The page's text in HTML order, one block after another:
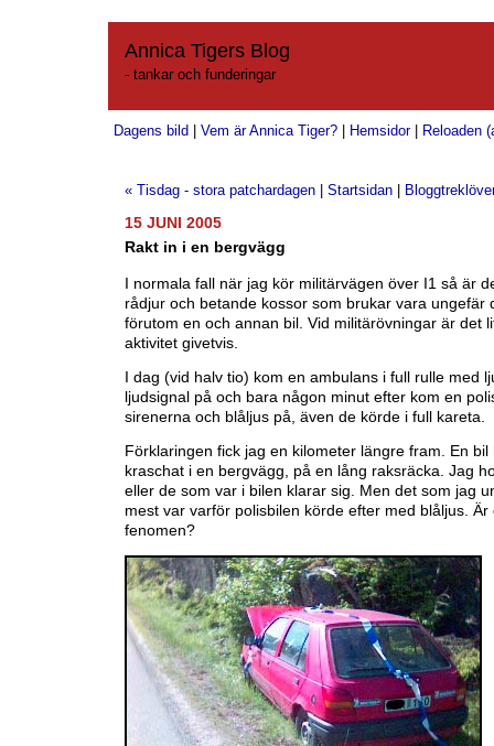
Annica Tigers Blog
- tankar och funderingar
Dagens bild Vem är Annica Tiger? Hemsidor| Reloaden
« Tisdag - stora patchardagen Startsidan
15 JUNI 2005
Rakt in i en bergvägg
I normala fall när jag kör militärvägen över I1 så är
rådjur och betande kossor som brukar vara ungefär
förutom en och annan bil. Vid militärövningar är det
aktivitet givetvis.
I dag (vid halv tio) kom en ambulans i full rulle med
ljudsignal på och bara någon minut efter kom en
sirenerna och blåljus på, även de körde i full kareta.
Förklaringen fick jag en kilometer längre fram. En bil
kraschat i en bergvägg, på en lång raksräcka. Jag
eller de som var i bilen klarar sig. Men det som jag
mest var varför polisbilen körde efter med blåljus. Är
fenomen?